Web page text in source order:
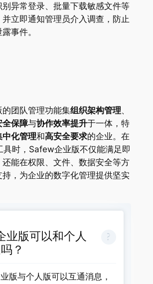
别异常登录、批量下载敏感文件等
立即通知管理员介入调查，防止
事件。
团队管理功能集组织架构管理、
全保障与协作效率提升于一体，特
中化管理和高安全要求的企业。在
具时，Safew企业版不仅能满足即
还能在权限、文件、数据安全等方
，为企业的数字化管理提供坚实
业版可以和个人
？
版与个人版可以互通消息，